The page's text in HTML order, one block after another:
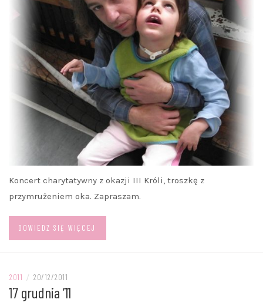
Koncert charytatywny z okazji III Króli, troszkę z
przymrużeniem oka. Zapraszam.
DOWIEDZ SIĘ WIĘCEJ
2011 / 20/12/2011
17 grudnia ’11